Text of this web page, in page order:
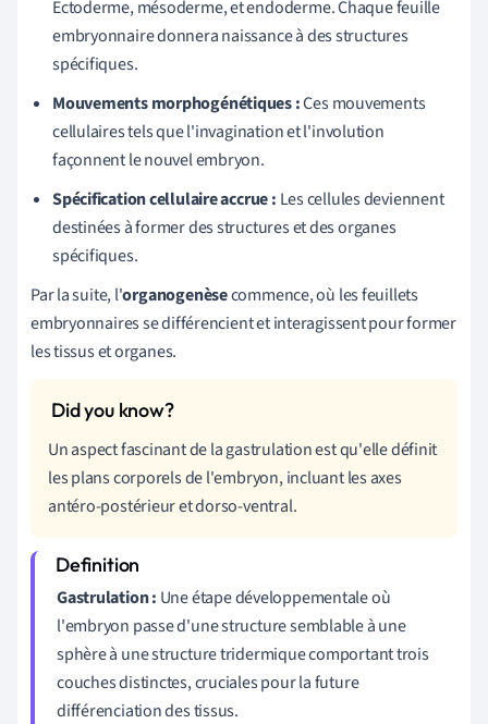
Ectoderme, mésoderme, et endoderme. Chaque feuille
embryonnaire donnera naissance à des structures
spécifiques.
Mouvements morphogénétiques :Ces mouvements
cellulaires tels que l'invagination et l'involution
façonnent le nouvel embryon.
Spécification cellulaire accrue : Les cellules deviennent
destinées à former des structures et des organes
spécifiques.
Par la suite, l'organogenèsecommence, où les feuillets
embryonnaires se différencient et interagissent pour former
les tissus et organes.
Un aspect fascinant de la gastrulation est qu'elle définit
les plans corporels de l'embryon, incluant les axes
antéro-postérieur et dorso-ventral.
Gastrulation : Une étape développementale où
l'embryon passe d'une structure semblable à une
sphère à une structure tridermique comportant trois
couches distinctes, cruciales pour la future
différenciation des tissus.